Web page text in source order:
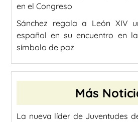
en el Congreso
Sánchez regala a León XIV
español en su encuentro en
símbolo de paz
Más
La nueva líder de Juventudes